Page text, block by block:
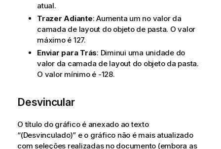
atual.
Trazer Adiante: Aumenta um no valor da
camada de layout do objeto de pasta. O valor
máximo é 127.
Enviar para Trás: Diminui uma unidade do
valor da camada de layout do objeto da pasta.
O valor mínimo é -128.
Desvincular
O título do gráfico é anexado ao texto
“(Desvinculado)” e o gráfico não é mais atualizado
com seleções realizadas no documento (embora as